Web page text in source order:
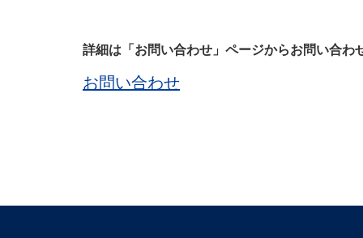
詳細は「お問い合わせ」ページからお問い合わ
お問い合わせ